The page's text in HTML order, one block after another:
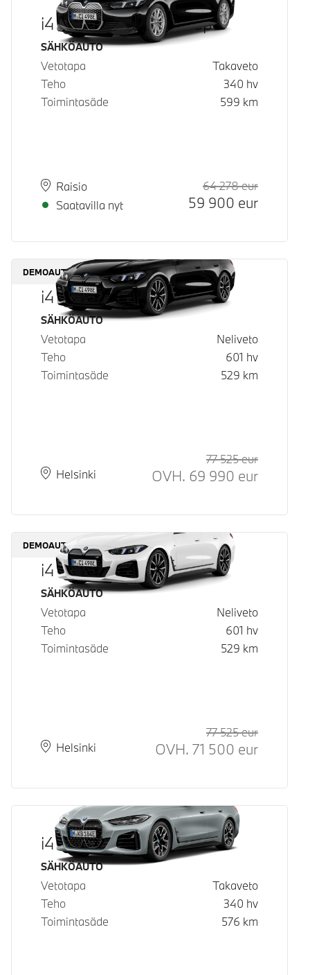
i4 eDrive40 Gran Coupé
Käyttövoima
SÄHKÖAUTO
Vetotapa
Takaveto
Teho
340 hv
Toimintasäde
599 km
Paikkakunta
Raisio
Toimitusaika
Saatavilla nyt
64 278eurHinta
59 900 eur
DEMOAUTO
i4 M60 xDrive
Käyttövoima
SÄHKÖAUTO
Vetotapa
Neliveto
Teho
601 hv
Toimintasäde
529 km
Paikkakunta
Helsinki
Toimitusaika
77 525eurHinta
OVH. 69 990 eur
DEMOAUTO
i4 M60 xDrive
Käyttövoima
SÄHKÖAUTO
Vetotapa
Neliveto
Teho
601 hv
Toimintasäde
529 km
Paikkakunta
Helsinki
Toimitusaika
77 525eurHinta
OVH. 71 500 eur
i4 eDrive40
Käyttövoima
SÄHKÖAUTO
Vetotapa
Takaveto
Teho
340 hv
Toimintasäde
576 km